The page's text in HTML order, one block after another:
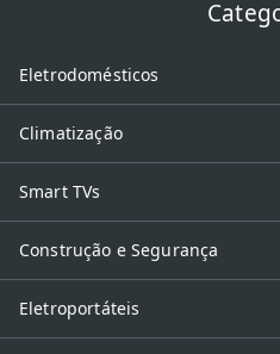
href="https://www.efacil.com.br/
melhor custo-benefício e facilidade
garantindo que sua central de
momentos inesquecíveis com a
<p>Para escolher o suporte ideal,
Eletrodomésticos
Climatização
Smart TVs
Construção e Segurança
Eletroportáteis